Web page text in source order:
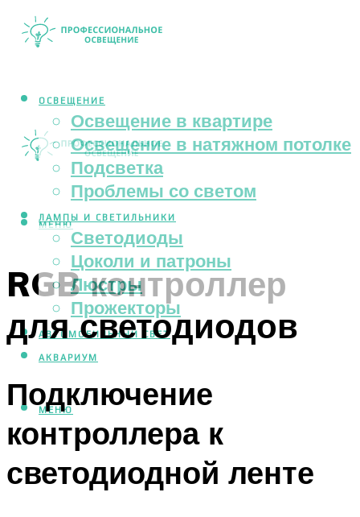
ОСВЕЩЕНИЕ
Освещение в квартире
Освещение в натяжном потолке
Подсветка
Проблемы со светом
ЛАМПЫ И СВЕТИЛЬНИКИ
Светодиоды
Цоколи и патроны
Люстры
Прожекторы
АВТОМОБИЛЬНЫЙ СВЕТ
АКВАРИУМ
МЕНЮ
МЕНЮ
RGB контроллер
для светодиодов
Подключение
контроллера к
светодиодной ленте